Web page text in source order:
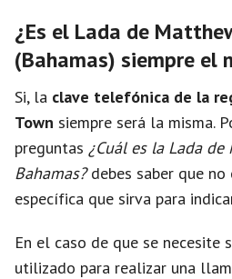
¿Es el Lada de
(Bahamas) siempre el
Si, la clave telefónica de la
Town siempre será la misma.
preguntas ¿Cuál es la Lada
Bahamas?debes saber que no
específica que sirva para
En el caso de que se necesite
utilizado para realizar una